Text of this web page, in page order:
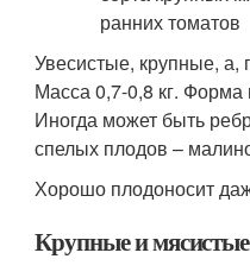
Увесистые, крупные, а,
Масса 0,7-0,8 кг.
Иногда может быть
спелых плодов –
Хорошо плодоносит
Крупные и